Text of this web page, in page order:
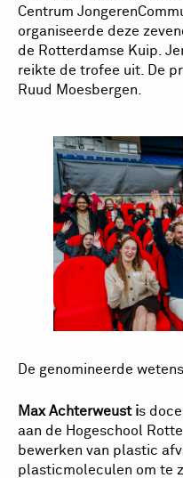
Centrum
organiseerde deze
de Rotterdamse Kuip.
reikte de trofee uit. De
Ruud Moesbergen.
De genomineerde
Max Achterweust is
aan de Hogeschool
bewerken van plastic
plasticmoleculen om te